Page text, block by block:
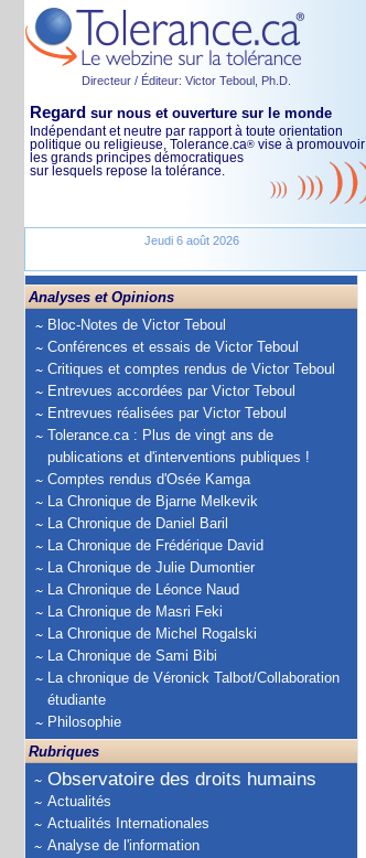
Directeur / Éditeur: Victor Teboul, Ph.D.
Regard sur nous et ouverture sur le monde
Indépendant et neutre par rapport à toute orientation
politique ou religieuse, Tolerance.ca® vise à promouvoir
les grands principes démocratiques
sur lesquels repose la tolérance.
Jeudi 6 août 2026
Analyses et Opinions
Bloc-Notes de Victor Teboul
Conférences et essais de Victor Teboul
Critiques et comptes rendus de Victor Teboul
Entrevues accordées par Victor Teboul
Entrevues réalisées par Victor Teboul
Tolerance.ca : Plus de vingt ans de
publications et d'interventions publiques !
Comptes rendus d'Osée Kamga
La Chronique de Bjarne Melkevik
La Chronique de Daniel Baril
La Chronique de Frédérique David
La Chronique de Julie Dumontier
La Chronique de Léonce Naud
La Chronique de Masri Feki
La Chronique de Michel Rogalski
La Chronique de Sami Bibi
La chronique de Véronick Talbot/Collaboration
étudiante
Philosophie
Rubriques
Observatoire des droits humains
Actualités
Actualités Internationales
Analyse de l'information